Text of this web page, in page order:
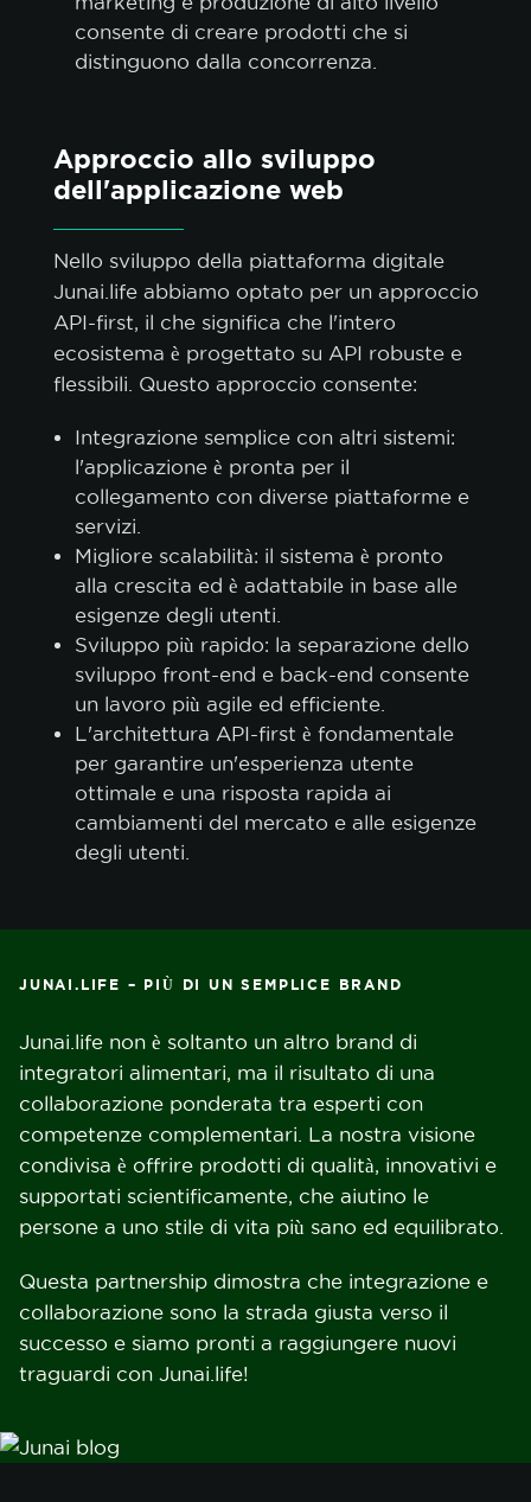
consente di creare prodotti che si
distinguono dalla concorrenza.
Approccio allo sviluppo
dell'applicazione web
Nello sviluppo della piattaforma digitale
Junai.lifeabbiamo optato per un approccio
API-first, il che significa che l'intero
ecosistema è progettato su API robuste e
flessibili. Questo approccio consente:
Integrazione semplice con altri sistemi:
l'applicazione è pronta per il
collegamento con diverse piattaforme e
servizi.
Migliore scalabilità: il sistema è pronto
alla crescita ed è adattabile in base alle
esigenze degli utenti.
Sviluppo più rapido: la separazione dello
sviluppo front-end e back-end consente
un lavoro più agile ed efficiente.
L'architettura API-first è fondamentale
per garantire un'esperienza utente
ottimale e una risposta rapida ai
cambiamenti del mercato e alle esigenze
degli utenti.
JUNAI.LIFE – PIÙ DI UN SEMPLICE BRAND
Junai.life non è soltanto un altro brand di
integratori alimentari, ma il risultato di una
collaborazione ponderata tra esperti con
competenze complementari. La nostra visione
condivisa è offrire prodotti di qualità, innovativi e
supportati scientificamente, che aiutino le
persone a uno stile di vita più sano ed equilibrato.
Questa partnership dimostra che integrazione e
collaborazione sono la strada giusta verso il
successo e siamo pronti a raggiungere nuovi
traguardi con Junai.life!